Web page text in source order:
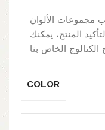
مجموعات الألوان
المنتج، يمكنك
COLOR